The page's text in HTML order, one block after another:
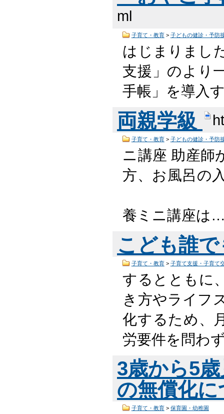
ml
子育て・教育> 子どもの健診・予防
はじまりまし
支援」のより
手帳」を導入
両親学級
子育て・教育> 子どもの健診・予防
ニ講座 助産師
方、お風呂
養ミニ講座は
こども誰
子育て・教育> 子育て支援・子育て
するとともに
き方やライフ
化するため、
労要件を問わ
3歳から5
の無償化
子育て・教育> 保育園・幼稚園